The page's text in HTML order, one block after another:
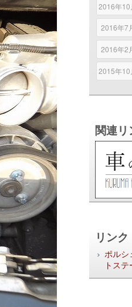
2016年10
2016年7
2016年2
2015年10
関連リ
リンク
ポルシ
トス